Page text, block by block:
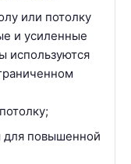
или потолку
и усиленные
используются
для повышенной